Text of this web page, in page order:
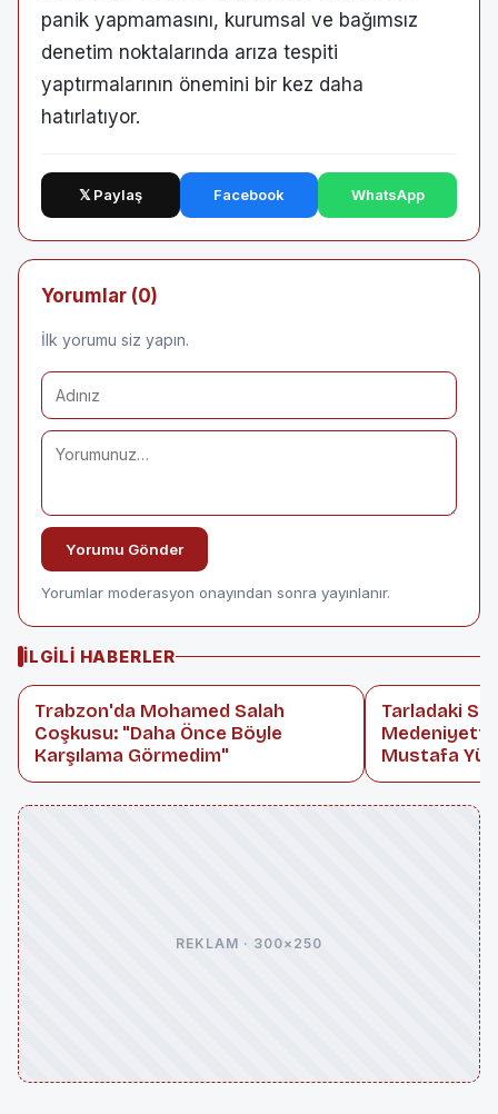
panik yapmamasını, kurumsal ve bağımsız
denetim noktalarında arıza tespiti
yaptırmalarının önemini bir kez daha
hatırlatıyor.
𝕏 Paylaş Facebook WhatsApp
Yorumlar (0)
İlk yorumu siz yapın.
Yorumu Gönder
Yorumlar moderasyon onayından sonra yayınlanır.
İLGILI HABERLER
Trabzon'da Mohamed Salah
Coşkusu: "Daha Önce Böyle
Karşılama Görmedim"
Tarladaki
Mustafa
REKLAM · 300×250